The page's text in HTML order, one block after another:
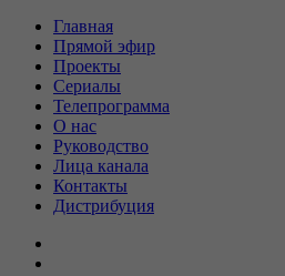
Главная
Прямой эфир
Проекты
Сериалы
Телепрограмма
О нас
Руководство
Лица канала
Контакты
Дистрибуция